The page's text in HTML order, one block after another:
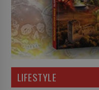
LIFESTYLE